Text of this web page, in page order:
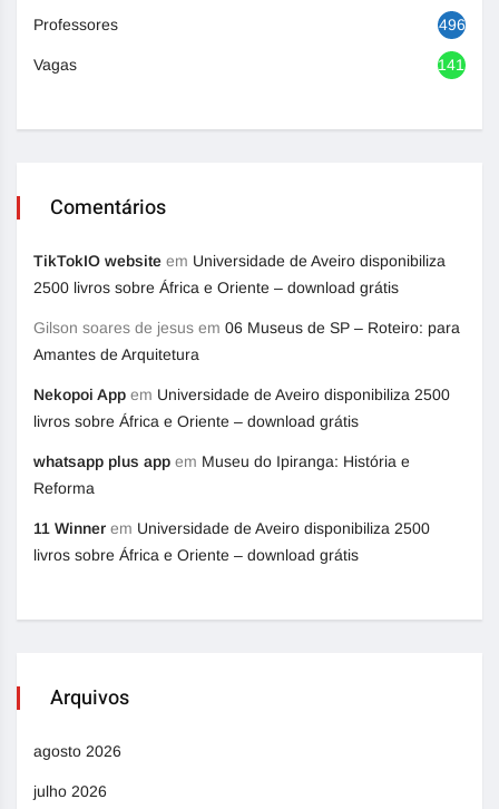
Professores 496
Vagas 1417
Comentários
TikTokIO website em Universidade de Aveiro disponibiliza
2500 livros sobre África e Oriente – download grátis
Gilson soares de jesus em 06 Museus de SP – Roteiro: para
Amantes de Arquitetura
Nekopoi App em Universidade de Aveiro disponibiliza 2500
livros sobre África e Oriente – download grátis
whatsapp plus app em Museu do Ipiranga: História e
Reforma
11 Winner em Universidade de Aveiro disponibiliza 2500
livros sobre África e Oriente – download grátis
Arquivos
agosto 2026
julho 2026